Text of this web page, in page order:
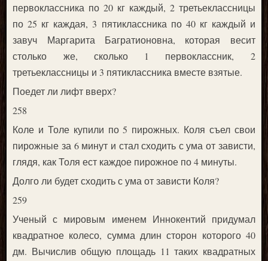
первоклассника по 20 кг каждый, 2 третьеклассницы
по 25 кг каждая, 3 пятиклассника по 40 кг каждый и
завуч Маргарита Багратионовна, которая весит
столько же, сколько 1 первоклассник, 2
третьеклассницы и 3 пятиклассника вместе взятые.
Поедет ли лифт вверх?
258
Коле и Толе купили по 5 пирожных. Коля съел свои
пирожные за 6 минут и стал сходить с ума от зависти,
глядя, как Толя ест каждое пирожное по 4 минуты.
Долго ли будет сходить с ума от зависти Коля?
259
Ученый с мировым именем Иннокентий придумал
квадратное колесо, сумма длин сторон которого 40
дм. Вычислив общую площадь 11 таких квадратных